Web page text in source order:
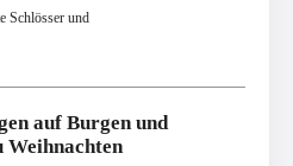
Schlösser und
auf Burgen und
Weihnachten